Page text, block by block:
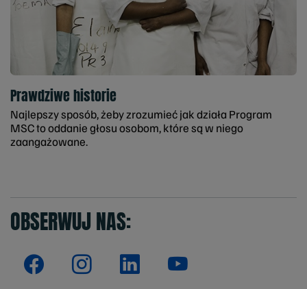
Prawdziwe historie
Najlepszy sposób, żeby zrozumieć jak działa Program
MSC to oddanie głosu osobom, które są w niego
zaangażowane.
OBSERWUJ NAS: